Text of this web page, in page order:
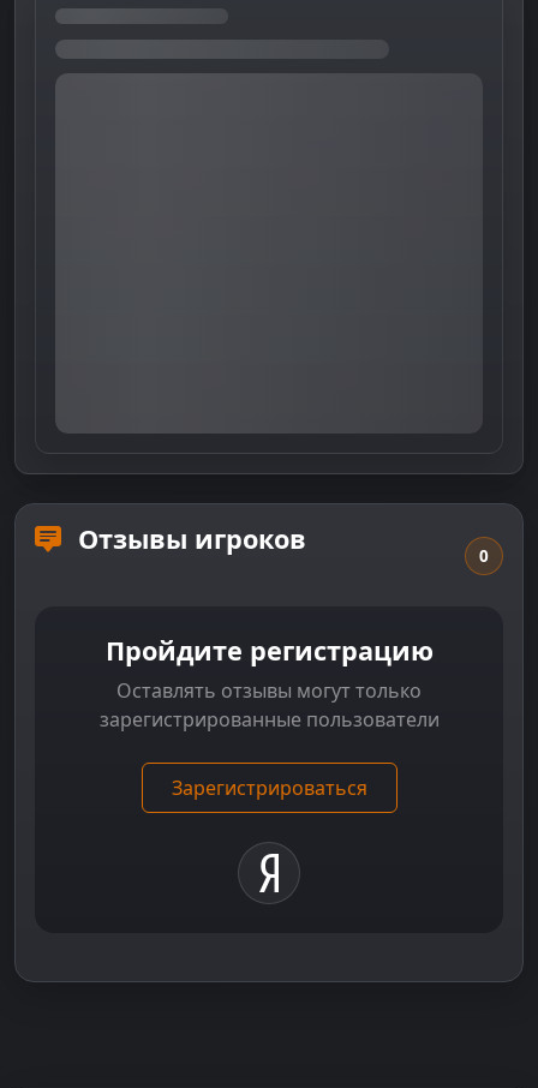
Отзывы игроков 0
Пройдите регистрацию
Оставлять отзывы могут только
зарегистрированные пользователи
Зарегистрироваться